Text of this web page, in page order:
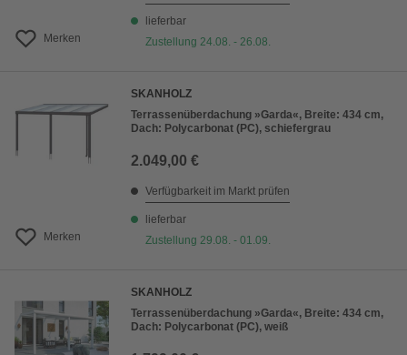
Merken
lieferbar
Zustellung 24.08. - 26.08.
Merken
SKANHOLZ
Terrassenüberdachung »Garda«, Breite: 434 cm,
Dach: Polycarbonat (PC), schiefergrau
2.049,00 €
Verfügbarkeit im Markt prüfen
lieferbar
Zustellung 29.08. - 01.09.
SKANHOLZ
Terrassenüberdachung »Garda«, Breite: 434 cm,
Dach: Polycarbonat (PC), weiß